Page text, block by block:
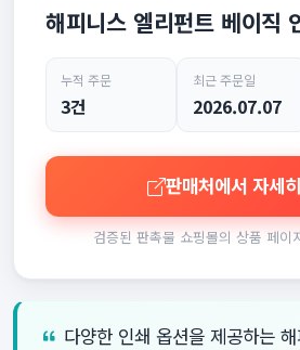
해피니스 엘리펀트 베이직
누적 주문
3건
최근 주문일
2026.07.07
판매처에서 자세
검증된 판촉물 쇼핑몰의 상품 페이
다양한 인쇄 옵션을 제공하는